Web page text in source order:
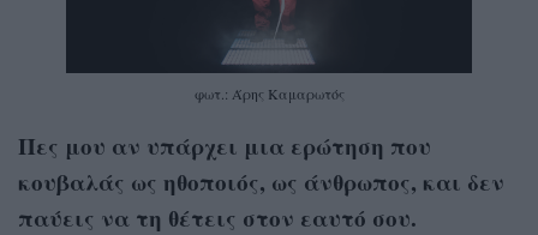
φωτ.: Άρης Καμαρωτός
Πες μου αν υπάρχει μια ερώτηση που
κουβαλάς ως ηθοποιός, ως άνθρωπος, και δεν
παύεις να τη θέτεις στον εαυτό σου.